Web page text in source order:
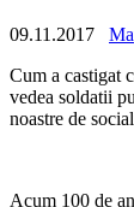
09.11.2017
Cum a castigat
vedea soldatii
noastre de
Acum 100 de